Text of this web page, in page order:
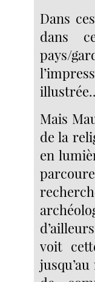
Dans
dans
pays/
Mais
de la
en
voit